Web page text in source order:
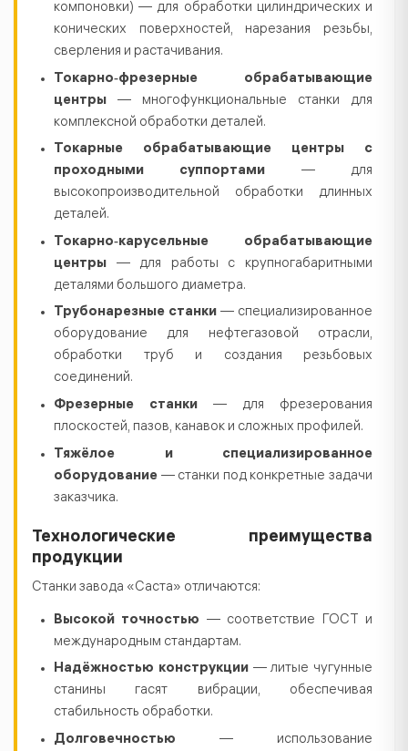
компоновки) — для обработки цилиндрических и
конических поверхностей, нарезания резьбы,
сверления и растачивания.
Токарно‑фрезерные обрабатывающие
центры — многофункциональные станки для
комплексной обработки деталей.
Токарные обрабатывающие центры с
проходными суппортами — для
высокопроизводительной обработки длинных
деталей.
Токарно‑карусельные обрабатывающие
центры — для работы с крупногабаритными
деталями большого диаметра.
Трубонарезные станки — специализированное
оборудование для нефтегазовой отрасли,
обработки труб и создания резьбовых
соединений.
Фрезерные станки — для фрезерования
плоскостей, пазов, канавок и сложных профилей.
Тяжёлое и специализированное
оборудование — станки под конкретные задачи
заказчика.
Технологические преимущества
продукции
Станки завода «Саста» отличаются:
Высокой точностью — соответствие ГОСТ и
международным стандартам.
Надёжностью конструкции— литые чугунные
станины гасят вибрации, обеспечивая
стабильность обработки.
Долговечностью — использование